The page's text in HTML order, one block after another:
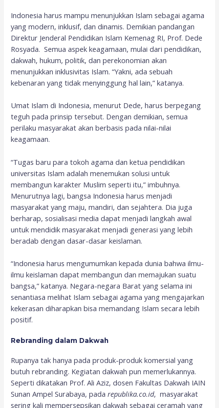
Indonesia harus mampu menunjukkan Islam sebagai agama
yang modern, inklusif, dan dinamis. Demikian pandangan
Direktur Jenderal Pendidikan Islam Kemenag RI, Prof. Dede
Rosyada. Semua aspek keagamaan, mulai dari pendidikan,
dakwah, hukum, politik, dan perekonomian akan
menunjukkan inklusivitas Islam. “Yakni, ada sebuah
kebenaran yang tidak menyinggung hal lain,” katanya.
Umat Islam di Indonesia, menurut Dede, harus berpegang
teguh pada prinsip tersebut. Dengan demikian, semua
perilaku masyarakat akan berbasis pada nilai-nilai
keagamaan.
“Tugas baru para tokoh agama dan ketua pendidikan
universitas Islam adalah menemukan solusi untuk
membangun karakter Muslim seperti itu,” imbuhnya.
Menurutnya lagi, bangsa Indonesia harus menjadi
masyarakat yang maju, mandiri, dan sejahtera. Dia juga
berharap, sosialisasi media dapat menjadi langkah awal
untuk mendidik masyarakat menjadi generasi yang lebih
beradab dengan dasar-dasar keislaman.
“Indonesia harus mengumumkan kepada dunia bahwa ilmu-
ilmu keislaman dapat membangun dan memajukan suatu
bangsa,” katanya. Negara-negara Barat yang selama ini
senantiasa melihat Islam sebagai agama yang mengajarkan
kekerasan diharapkan bisa memandang Islam secara lebih
positif.
Rebranding dalam Dakwah
Rupanya tak hanya pada produk-produk komersial yang
butuh rebranding. Kegiatan dakwah pun memerlukannya.
Seperti dikatakan Prof. Ali Aziz, dosen Fakultas Dakwah IAIN
Sunan Ampel Surabaya, padarepublika.co.id, masyarakat
sering kali mempersepsikan dakwah sebagai ceramah yang